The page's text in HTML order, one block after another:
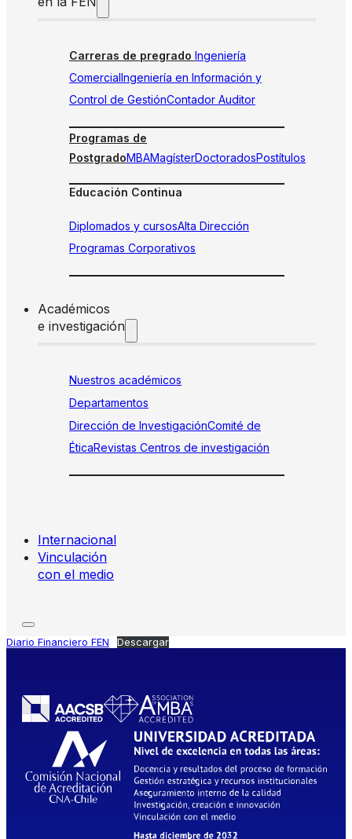
Carreras de pregrado Ingeniería
ComercialIngeniería en Información y
Control de GestiónContador Auditor
Programas de
PostgradoMBAMagísterDoctoradosPostítulos
Educación Continua
Diplomados y cursosAlta Dirección
Programas Corporativos
Académicos
e investigación
Nuestros académicos
Departamentos
Dirección de InvestigaciónComité de
ÉticaRevistas Centros de investigación
Internacional
Vinculación
con el medio
Diario Financiero FEN Descargar